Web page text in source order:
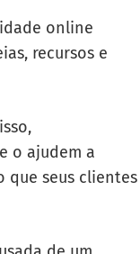
online
recursos e
o ajudem a
que seus clientes